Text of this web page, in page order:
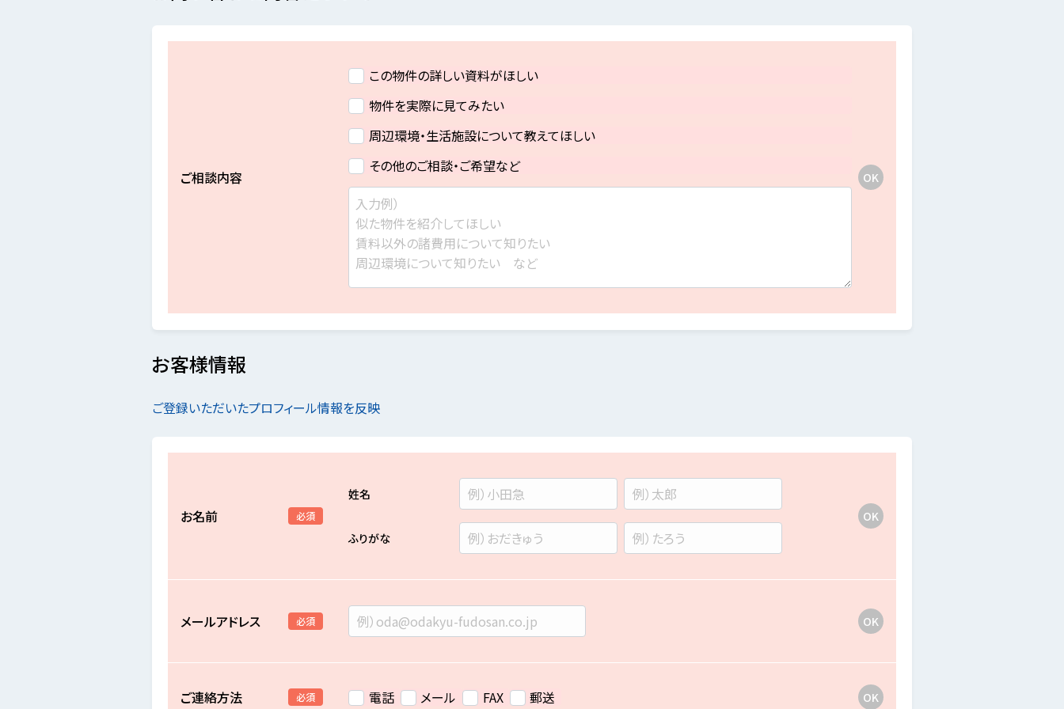
ご相談内容
この物件の詳しい資料がほしい
物件を実際に見てみたい
周辺環境・生活施設について教えてほしい
その他のご相談・ご希望など
お客様情報
ご登録いただいたプロフィール情報を反映
お名前 必須
姓名
ふりがな
メールアドレス 必須
ご連絡方法 必須 電話 メール FAX 郵送